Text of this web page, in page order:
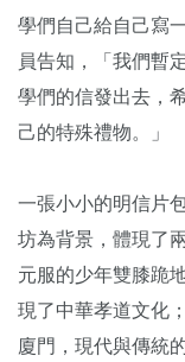
學們自己給自己寫
員告知，「我們暫
學們的信發出去，
己的特殊禮物。」
一張小小的明信片
坊為背景，體現了
元服的少年雙膝跪
現了中華孝道文化
廈門，現代與傳統